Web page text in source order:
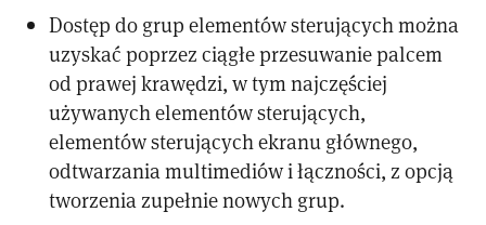
Dostęp do grup elementów sterujących można
uzyskać poprzez ciągłe przesuwanie palcem
od prawej krawędzi, w tym najczęściej
używanych elementów sterujących,
elementów sterujących ekranu głównego,
odtwarzania multimediów i łączności, z opcją
tworzenia zupełnie nowych grup.